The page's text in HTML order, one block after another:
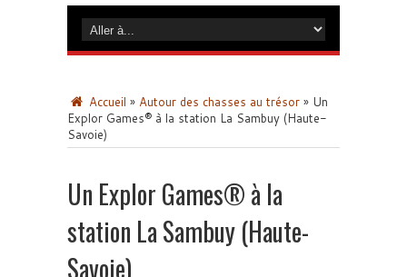
Accueil » Autour des chasses au trésor » Un
Explor Games® à la station La Sambuy (Haute-
Savoie)
Un Explor Games® à la
station La Sambuy (Haute-
Savoie)